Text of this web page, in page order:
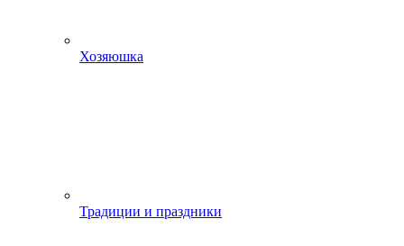
Хозяюшка
Традиции и праздники